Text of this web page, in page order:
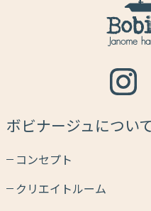
ボビナージュについ
コンセプト
クリエイトルーム